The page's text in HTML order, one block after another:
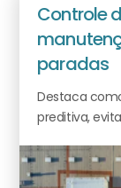
Controle
paradas
Destaca
preditiva,